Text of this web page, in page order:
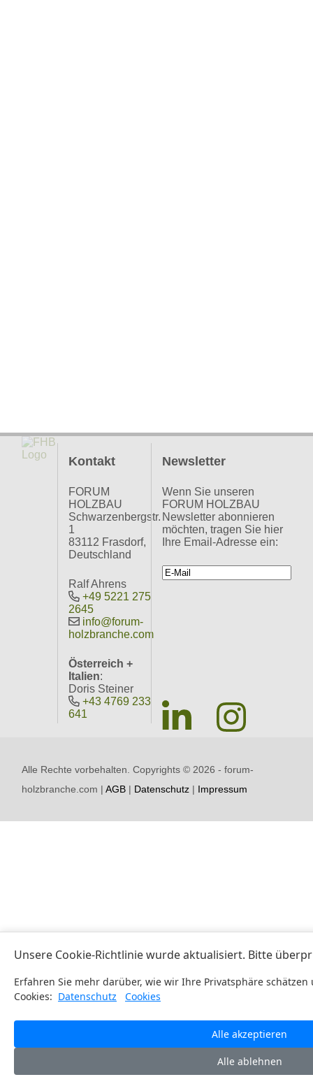
Kontakt
FORUM
HOLZBAU
Schwarzenbergstr.
1
83112 Frasdorf,
Deutschland
Ralf Ahrens
+49 5221 275
2645
info@forum-
holzbranche.com
Österreich +
Italien:
Doris Steiner
+43 4769 233
641
Newsletter
Wenn Sie unseren
FORUM HOLZBAU
Newsletter abonnieren
möchten, tragen Sie hier
Ihre Email-Adresse ein:
Alle Rechte vorbehalten. Copyrights © 2026 - forum-
holzbranche.com |AGB | Datenschutz | Impressum